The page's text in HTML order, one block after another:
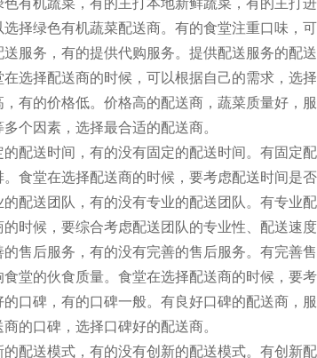
有机蔬菜，有的主打本地新鲜蔬菜，有的主
择绿色有机蔬菜配送商。有的食堂注重口味，
服务，有的提供代购服务。提供配送服务的
选择配送商的时候，可以根据自己的需求，选择
有的价格低。价格高的配送商，蔬菜质量好
个因素，选择最合适的配送商。
配送时间，有的没有固定的配送时间。有固
食堂在选择配送商的时候，要考虑配送时间是否
配送团队，有的没有专业的配送团队。有专
时候，要综合考虑配送团队的专业性、配送速
售后服务，有的没有完善的售后服务。有完
堂的伙食质量。食堂在选择配送商的时候，要考
口碑，有的口碑一般。有良好口碑的配送商
的口碑，选择口碑好的配送商。
配送模式，有的没有创新的配送模式。有创